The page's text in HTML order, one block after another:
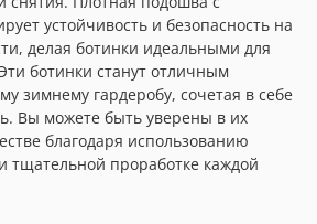
устойчивость и безопасность на
делая ботинки идеальными для
ботинки станут отличным
зимнему гардеробу, сочетая в себе
Вы можете быть уверены в их
благодаря использованию
тщательной проработке каждой